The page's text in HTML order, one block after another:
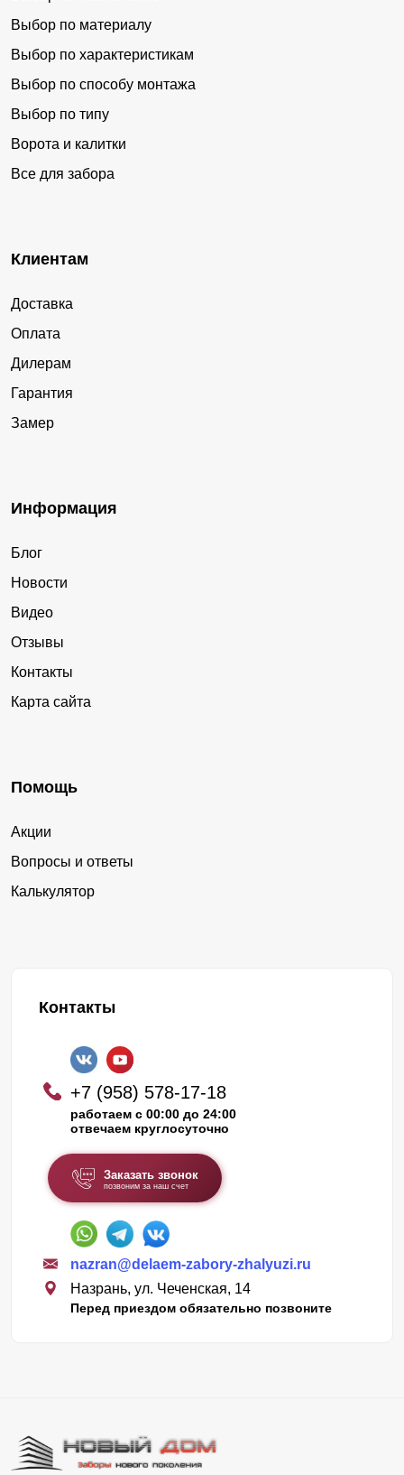
Выбор по материалу
Выбор по характеристикам
Выбор по способу монтажа
Выбор по типу
Ворота и калитки
Все для забора
Клиентам
Доставка
Оплата
Дилерам
Гарантия
Замер
Информация
Блог
Новости
Видео
Отзывы
Контакты
Карта сайта
Помощь
Акции
Вопросы и ответы
Калькулятор
Контакты
+7 (958) 578-17-18
работаем с 00:00 до 24:00
отвечаем круглосуточно
Заказать звонок
позвоним за наш счет
nazran@delaem-zabory-zhalyuzi.ru
Назрань, ул. Чеченская, 14
Перед приездом обязательно позвоните